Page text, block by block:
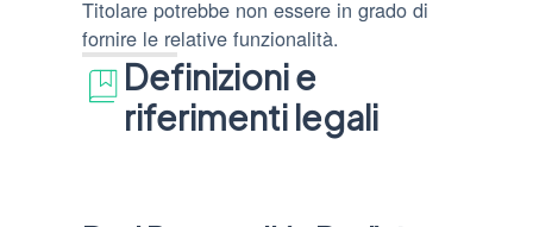
Titolare potrebbe non essere in grado di
fornire le relative funzionalità.
Definizioni e
riferimenti legali